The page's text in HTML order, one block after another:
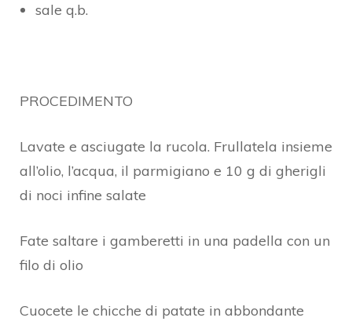
sale q.b.
PROCEDIMENTO
Lavate e asciugate la rucola. Frullatela insieme
all’olio, l’acqua, il parmigiano e 10 g di gherigli
di noci infine salate
Fate saltare i gamberetti in una padella con un
filo di olio
Cuocete le chicche di patate in abbondante